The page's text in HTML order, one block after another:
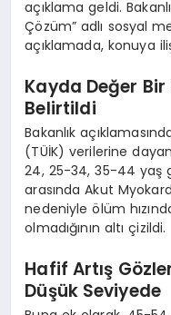
açıklama geldi.
Çözüm” adlı sosyal
açıklamada, konuya
Kayda Değer Bir
Belirtildi
Bakanlık
(TÜİK) verilerine
24, 25-34, 35-44 yaş
arasında Akut
nedeniyle ölüm
olmadığının altı çizildi.
Hafif Artış
Düşük Seviyede